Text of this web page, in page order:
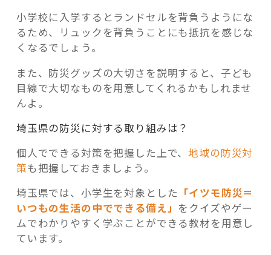
小学校に入学するとランドセルを背負うようにな
るため、リュックを背負うことにも抵抗を感じな
くなるでしょう。
また、防災グッズの大切さを説明すると、子ども
目線で大切なものを用意してくれるかもしれませ
んよ。
埼玉県の防災に対する取り組みは？
個人でできる対策を把握した上で、地域の防災対
策も把握しておきましょう。
埼玉県では、小学生を対象とした 「イツモ防災＝
いつもの生活の中でできる備え」 をクイズやゲー
ムでわかりやすく学ぶことができる教材を用意し
ています。